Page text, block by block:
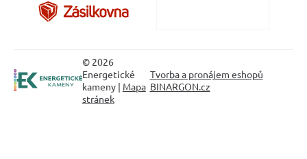
© 2026
Energetické
kameny | Mapa
stránek
Tvorba a pronájem eshopů
BINARGON.cz